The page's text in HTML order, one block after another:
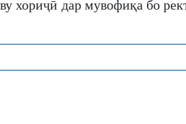
хориҷӣ дар мувофиқа бо